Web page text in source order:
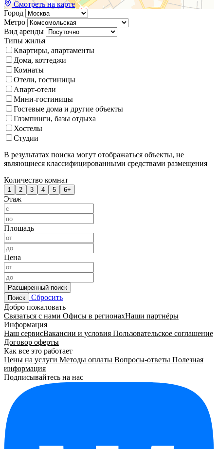
Смотреть на карте
Город
Метро
Вид аренды
Типы жилья
Квартиры, апартаменты
Дома, коттеджи
Комнаты
Отели, гостиницы
Апарт-отели
Мини-гостиницы
Гостевые дома и другие объекты
Глэмпинги, базы отдыха
Хостелы
Студии
В результатах поиска могут отображаться объекты, не
являющиеся классифицированными средствами размещения
Количество комнат
1 2 3 4 5 6+
Этаж
Площадь
Цена
Расширенный поиск
Поиск
Сбросить
Добро пожаловать
Связаться с нами Офисы в регионахНаши партнёры
Информация
Наш сервисВакансии и условия Пользовательское соглашение
Договор оферты
Как все это работает
Цены на услуги Методы оплаты Вопросы-ответы Полезная
информация
Подписывайтесь на нас